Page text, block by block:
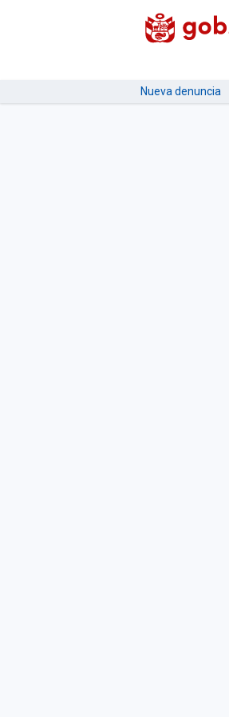
Nueva denuncia